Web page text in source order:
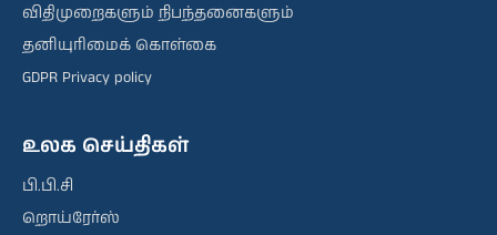
விதிமுறைகளும் நிபந்தனைகளும்
தனியுரிமைக் கொள்கை
GDPR Privacy policy
உலக செய்திகள்
பி.பி.சி
றொய்ரேர்ஸ்